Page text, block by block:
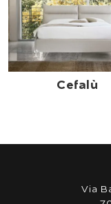
Cefalù
Via